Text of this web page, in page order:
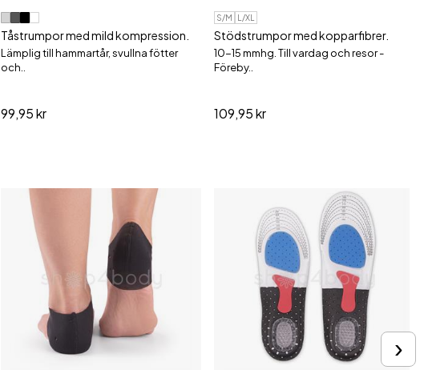
Tåstrumpor med mild kompression.
Lämplig till hammartår, svullna fötter
och..
99,95 kr
S/M L/XL
Stödstrumpor med kopparfibrer.
10-15 mmhg. Till vardag och resor -
Föreby..
109,95 kr
›